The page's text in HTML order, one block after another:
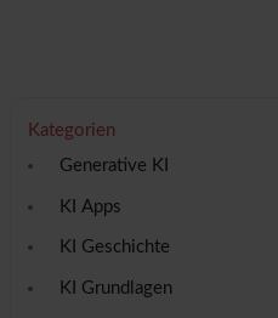
Kategorien
Generative KI
KI Apps
KI Geschichte
KI Grundlagen